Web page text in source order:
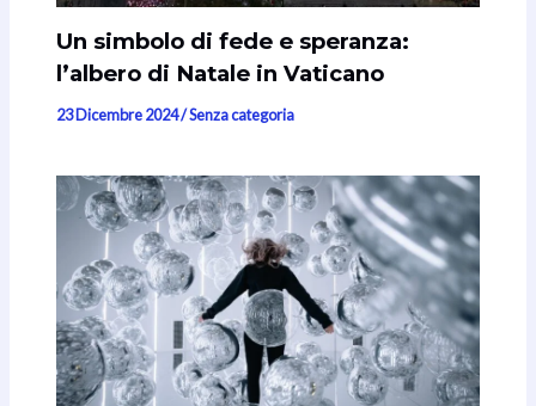
Un simbolo di fede e speranza:
l’albero di Natale in Vaticano
23 Dicembre 2024/Senza categoria